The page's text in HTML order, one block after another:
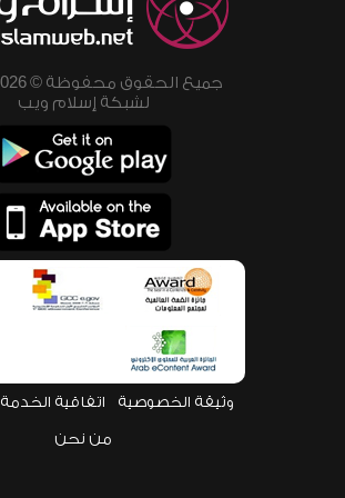
لشبكة إسلام ويب
وثيقة الخصوصية اتفاقية الخدمة
من نحن